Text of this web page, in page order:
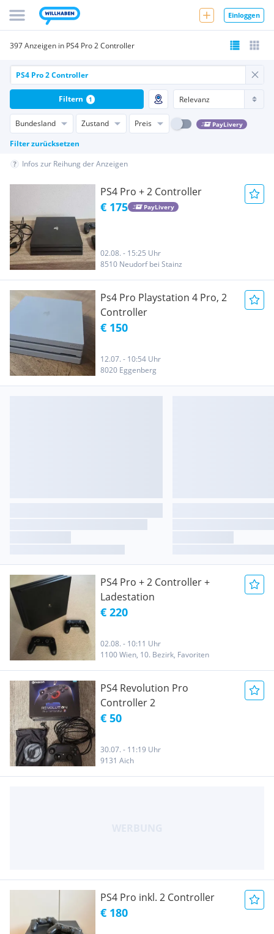
Einloggen
397 Anzeigen in PS4 Pro 2 Controller
Bundesland Zustand Preis PayLivery
Filter zurücksetzen
Filtern 1
Infos zur Reihung der Anzeigen
PS4 Pro + 2 Controller
€ 175 PayLivery
02.08. - 15:25 Uhr
8510 Neudorf bei Stainz
Ps4 Pro Playstation 4 Pro, 2
Controller
€ 150
12.07. - 10:54 Uhr
8020 Eggenberg
PS4 Pro + 2 Controller +
Ladestation
€ 220
02.08. - 10:11 Uhr
1100 Wien, 10. Bezirk, Favoriten
PS4 Revolution Pro
Controller 2
€ 50
30.07. - 11:19 Uhr
9131 Aich
PS4 Pro inkl. 2 Controller
€ 180